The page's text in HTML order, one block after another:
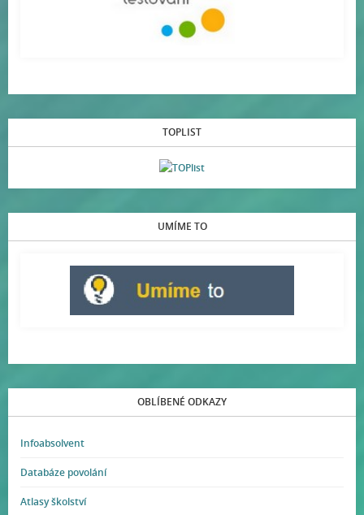
TOPLIST
UMÍME TO
OBLÍBENÉ ODKAZY
Infoabsolvent
Databáze povolání
Atlasy školství